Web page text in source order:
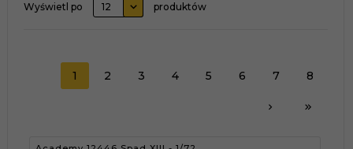
Wyświetl po 12 produktów
1 2 3 4 5 6 7 8